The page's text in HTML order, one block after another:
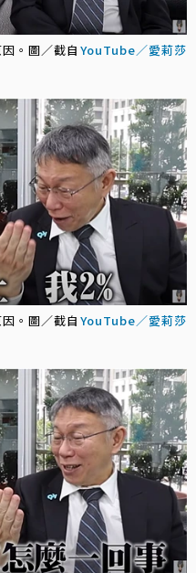
。圖／截自 YouTube／愛莉莎
。圖／截自 YouTube／愛莉莎